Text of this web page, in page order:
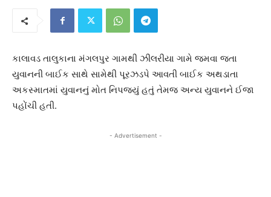
કાલાવડ તાલુકાના મંગલપુર ગામથી ઝીલરીયા ગામે જમવા જતા
યુવાનની બાઈક સાથે સામેથી પૂરઝડપે આવતી બાઈક અથડાતા
અકસ્માતમાં યુવાનનું મોત નિપજ્યું હતું તેમજ અન્ય યુવાનને ઈજા
પહોંચી હતી.
- Advertisement -